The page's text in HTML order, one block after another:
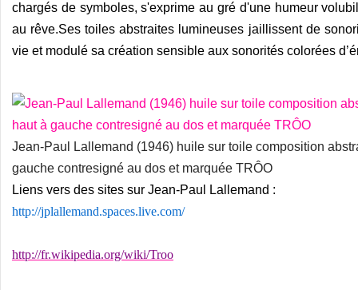
chargés de symboles, s'exprime au gré d'une humeur
au rêve.Ses toiles abstraites lumineuses jaillissent de
vie et modulé sa création sensible aux sonorités colorées
Jean-Paul Lallemand (1946) huile sur toile composition
gauche contresigné au dos et marquée TRÔO
Liens vers des sites sur Jean-Paul Lallemand :
http://jplallemand.spaces.live.com/
http://fr.wikipedia.org/wiki/Troo